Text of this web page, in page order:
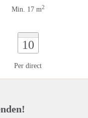
Min. 17 m2
10
Per direct